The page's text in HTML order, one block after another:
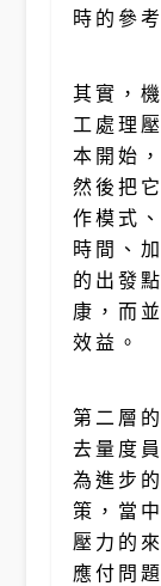
時的參考
其實，
工處理
本開始
然後把
作模式
時間、
的出發
康，而
效益。
第二層
去量度
為進步
策，當
壓力的
應付問